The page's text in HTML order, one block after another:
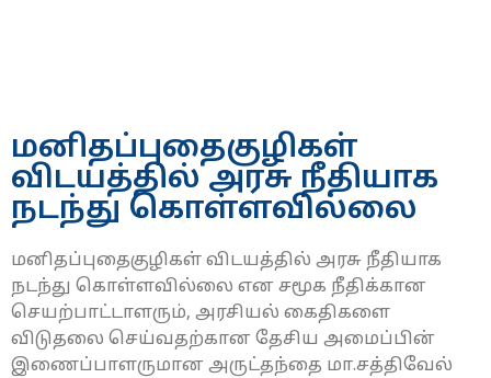
மனிதப்புதைகுழிகள்
விடயத்தில் அரசு நீதியாக
நடந்து கொள்ளவில்லை
மனிதப்புதைகுழிகள் விடயத்தில் அரசு நீதியாக
நடந்து கொள்ளவில்லை என சமூக நீதிக்கான
செயற்பாட்டாளரும், அரசியல் கைதிகளை
விடுதலை செய்வதற்கான தேசிய அமைப்பின்
இணைப்பாளருமான அருட்தந்தை மா.சத்திவேல்